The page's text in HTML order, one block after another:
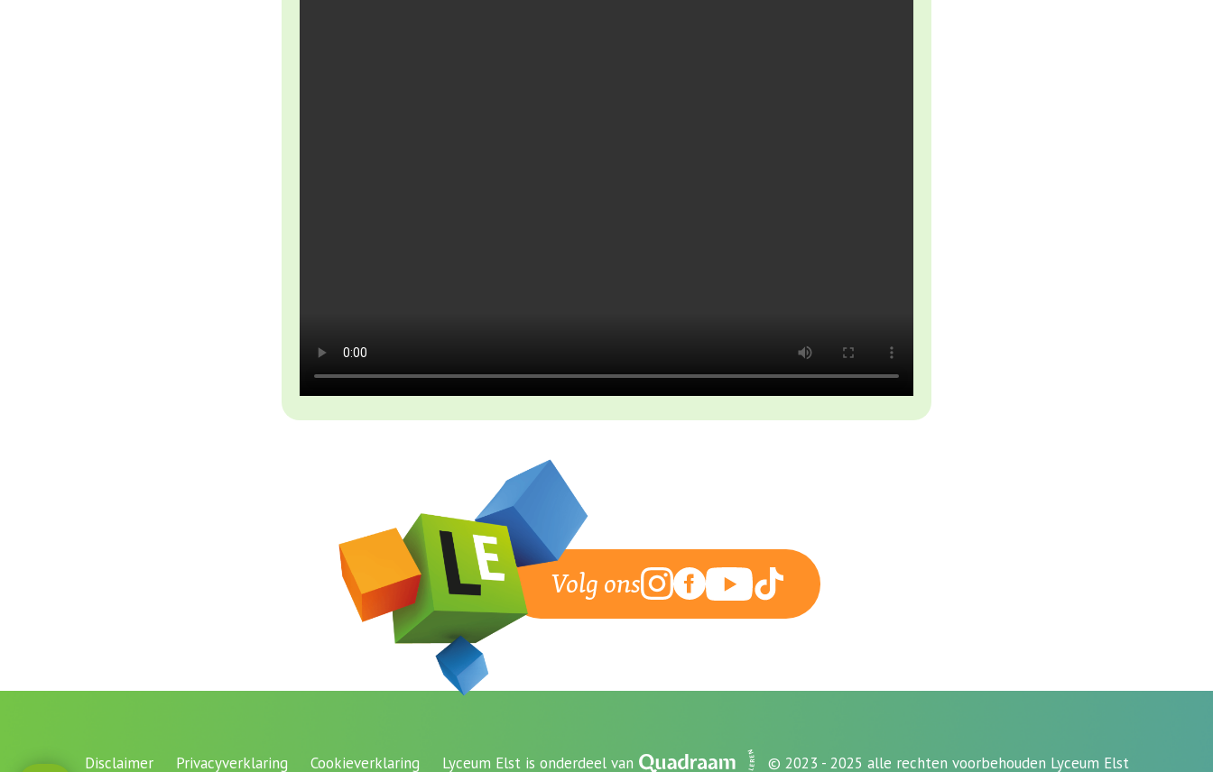
Volg ons
Disclaimer Privacyverklaring Cookieverklaring Lyceum Elst is onderdeel van © 2023 - 2025 alle rechten voorbehouden Lyceum Elst